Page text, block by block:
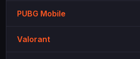
PUBG Mobile
Valorant